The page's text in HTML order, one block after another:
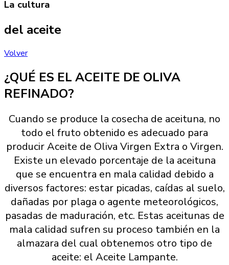
La cultura
del aceite
Volver
¿QUÉ ES EL ACEITE DE OLIVA
REFINADO?
Cuando se produce la cosecha de aceituna, no
todo el fruto obtenido es adecuado para
producir Aceite de Oliva Virgen Extra o Virgen.
Existe un elevado porcentaje de la aceituna
que se encuentra en mala calidad debido a
diversos factores: estar picadas, caídas al suelo,
dañadas por plaga o agente meteorológicos,
pasadas de maduración, etc. Estas aceitunas de
mala calidad sufren su proceso también en la
almazara del cual obtenemos otro tipo de
aceite: el Aceite Lampante.